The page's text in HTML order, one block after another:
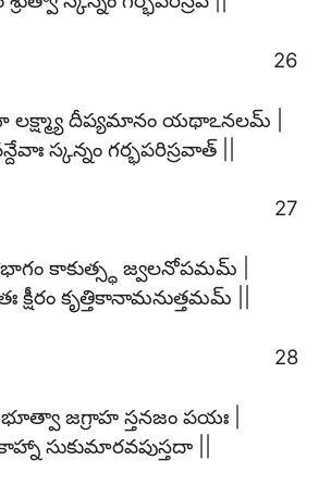
26
దీప్యమానం యథాఽనలమ్ |
స్కన్నం గర్భపరిస్రవాత్ ||
27
కాకుత్స్థ జ్వలనోపమమ్ |
క్షీరం కృత్తికానామనుత్తమమ్ ||
28
జగ్రాహ స్తనజం పయః |
సుకుమారవపుస్తదా ||